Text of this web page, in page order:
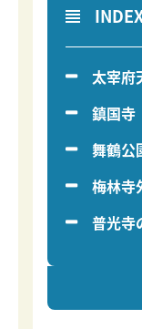
太宰府
鎮国寺
舞鶴公
梅林寺
普光寺